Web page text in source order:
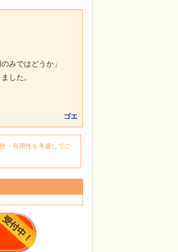
みではどうか」
した。
ゴエ
・有用性を考慮してご